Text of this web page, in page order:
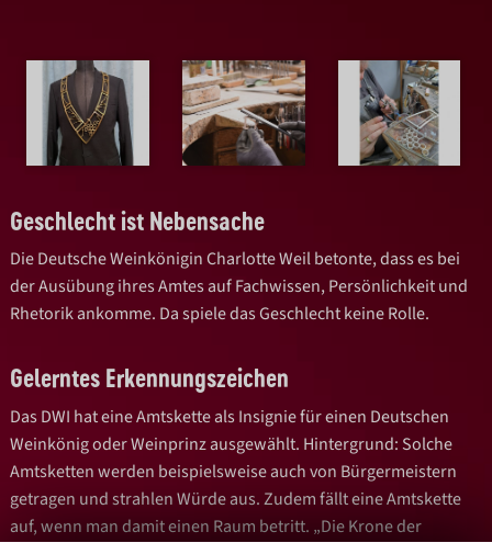
Geschlecht ist Nebensache
Die Deutsche Weinkönigin Charlotte Weil betonte, dass es bei
der Ausübung ihres Amtes auf Fachwissen, Persönlichkeit und
Rhetorik ankomme. Da spiele das Geschlecht keine Rolle.
Gelerntes Erkennungszeichen
Das DWI hat eine Amtskette als Insignie für einen Deutschen
Weinkönig oder Weinprinz ausgewählt. Hintergrund: Solche
Amtsketten werden beispielsweise auch von Bürgermeistern
getragen und strahlen Würde aus. Zudem fällt eine Amtskette
auf, wenn man damit einen Raum betritt. „Die Krone der